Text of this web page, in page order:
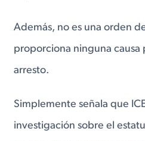
Además, no es una orden
proporciona ninguna causa
arresto.
Simplemente señala que
investigación sobre el